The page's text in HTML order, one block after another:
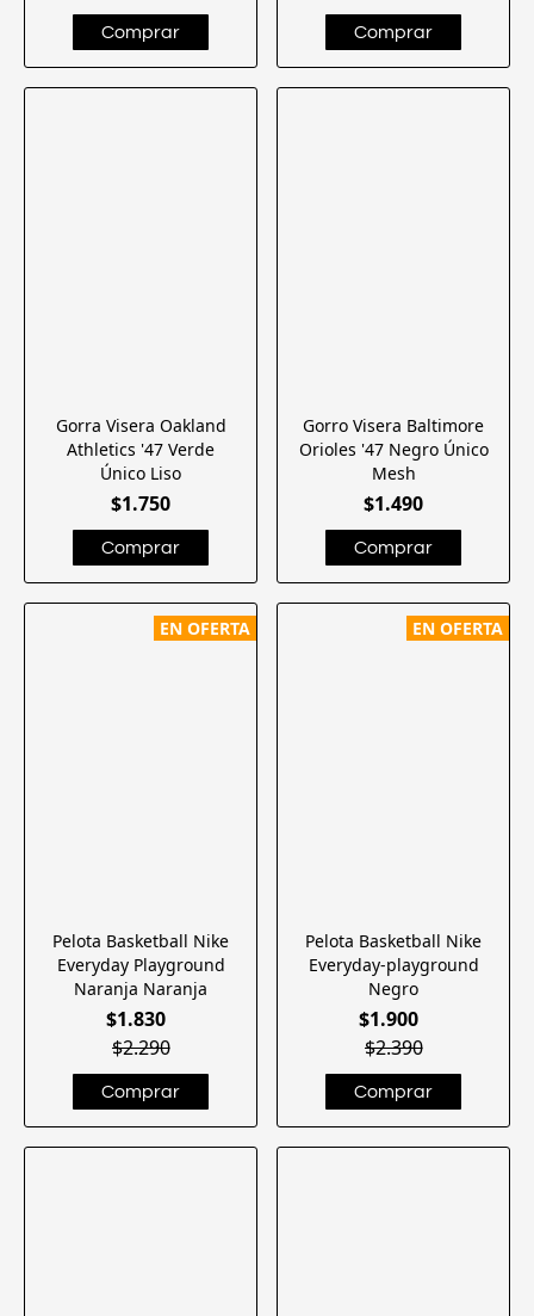
Gorra Visera Oakland
Athletics '47 Verde
Único Liso
$1.750
Gorro Visera Baltimore
Orioles '47 Negro Único
Mesh
$1.490
EN OFERTA
Pelota Basketball Nike
Everyday Playground
Naranja Naranja
$1.830
$2.290
EN OFERTA
Pelota Basketball Nike
Everyday-playground
Negro
$1.900
$2.390